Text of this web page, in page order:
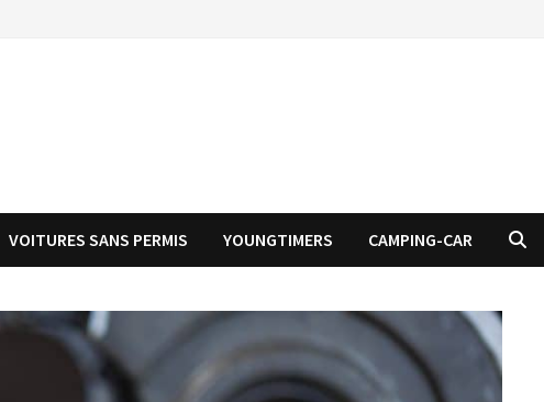
VOITURES SANS PERMIS YOUNGTIMERS CAMPING-CAR